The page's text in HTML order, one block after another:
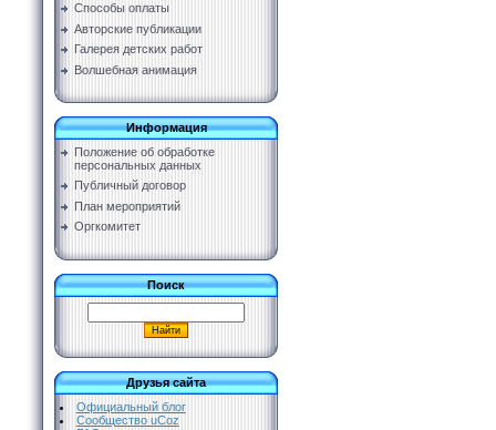
Способы оплаты
Авторские публикации
Галерея детских работ
Волшебная анимация
Информация
Положение об обработке
персональных данных
Публичный договор
План мероприятий
Оргкомитет
Поиск
Друзья сайта
Официальный блог
Сообщество uCoz